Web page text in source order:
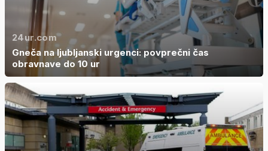
24ur.com
Gneča na ljubljanski urgenci: povprečni čas
obravnave do 10 ur